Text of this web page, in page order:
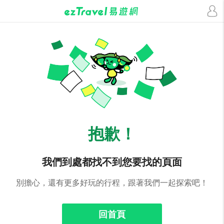
抱歉！
我們到處都找不到您要找的頁面
別擔心，還有更多好玩的行程，跟著我們一起探索吧！
回首頁